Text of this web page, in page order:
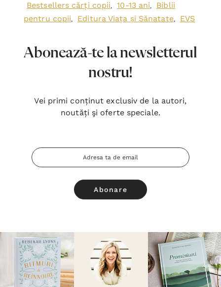
Bestsellers cărți copii, 10-13 ani,
Biblii
pentru copii, Editura Viața și Sănatate, EVS
Abonează-te la newsletterul
nostru!
Vei primi conținut exclusiv de la autori,
noutăți şi oferte speciale.
Adresa
Email